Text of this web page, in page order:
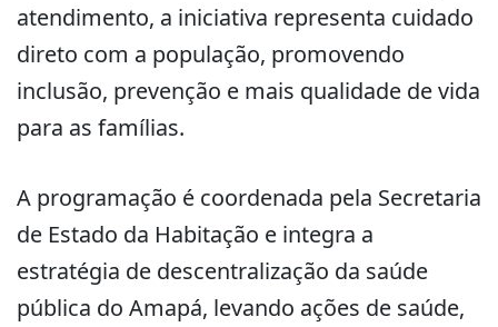
atendimento, a iniciativa representa cuidado
direto com a população, promovendo
inclusão, prevenção e mais qualidade de vida
para as famílias.
A programação é coordenada pela Secretaria
de Estado da Habitação e integra a
estratégia de descentralização da saúde
pública do Amapá, levando ações de saúde,